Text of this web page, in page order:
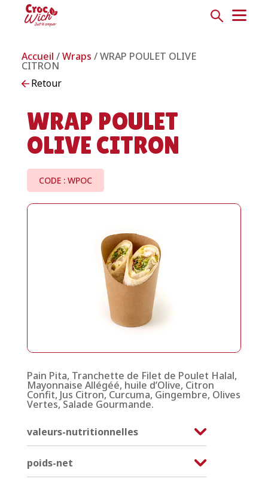
Accueil /Wraps / WRAP POULET OLIVE
CITRON
Retour
WRAP POULET
OLIVE CITRON
CODE : WPOC
Pain Pita, Tranchette de Filet de Poulet Halal,
Mayonnaise Allégéé, huile d’Olive, Citron
Confit, Jus Citron, Curcuma, Gingembre, Olives
Vertes, Salade Gourmande.
valeurs-nutritionnelles
poids-net